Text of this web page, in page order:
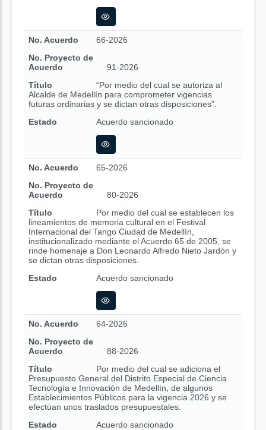
No. Acuerdo
66-2026
No. Proyecto de
Acuerdo
91-2026
Título
“Por medio del cual se autoriza al
Alcalde de Medellín para comprometer vigencias
futuras ordinarias y se dictan otras disposiciones”.
Estado
Acuerdo sancionado
No. Acuerdo
65-2026
No. Proyecto de
Acuerdo
80-2026
Título
Por medio del cual se establecen los
lineamientos de memoria cultural en el Festival
Internacional del Tango Ciudad de Medellín,
institucionalizado mediante el Acuerdo 65 de 2005, se
rinde homenaje a Don Leonardo Alfredo Nieto Jardón y
se dictan otras disposiciones.
Estado
Acuerdo sancionado
No. Acuerdo
64-2026
No. Proyecto de
Acuerdo
88-2026
Título
Por medio del cual se adiciona el
Presupuesto General del Distrito Especial de Ciencia
Tecnología e Innovación de Medellín, de algunos
Establecimientos Públicos para la vigencia 2026 y se
efectúan unos traslados presupuestales.
Estado
Acuerdo sancionado